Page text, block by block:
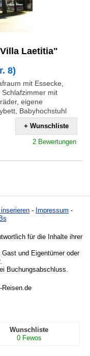
Laetitia"
8)
mit Essecke,
mit
eigene
Babyhochstuhl
+ Wunschliste
2 Bewertungen
- Impressum -
für die Inhalte ihrer
und Eigentümer oder
Buchungsabschluss.
Wunschliste
0 Fewos